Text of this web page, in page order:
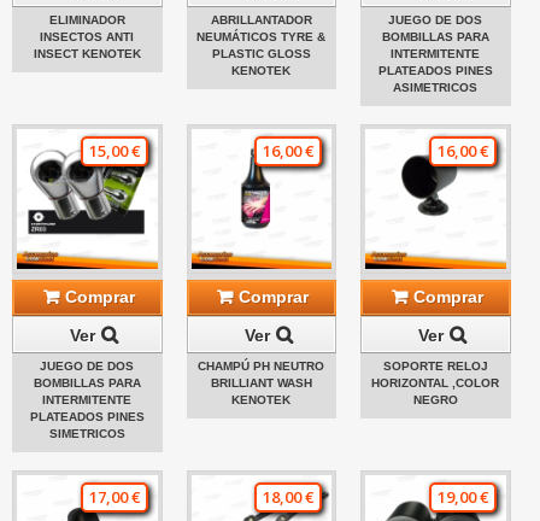
ELIMINADOR
INSECTOS ANTI
INSECT KENOTEK
ABRILLANTADOR
NEUMÁTICOS TYRE &
PLASTIC GLOSS
KENOTEK
JUEGO DE DOS
BOMBILLAS PARA
INTERMITENTE
PLATEADOS PINES
ASIMETRICOS
15,00 €
Comprar
Ver
JUEGO DE DOS
BOMBILLAS PARA
INTERMITENTE
PLATEADOS PINES
SIMETRICOS
16,00 €
Comprar
Ver
CHAMPÚ PH NEUTRO
BRILLIANT WASH
KENOTEK
16,00 €
Comprar
Ver
SOPORTE RELOJ
HORIZONTAL ,COLOR
NEGRO
17,00 € 18,00 € 19,00 €